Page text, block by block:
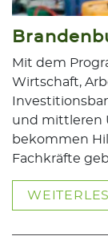
Mit dem
Wirtschaft,
und mittleren
bekommen
Fachkräfte